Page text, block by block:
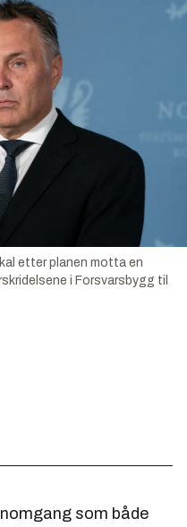
etter planen motta en
i Forsvarsbygg til
som både